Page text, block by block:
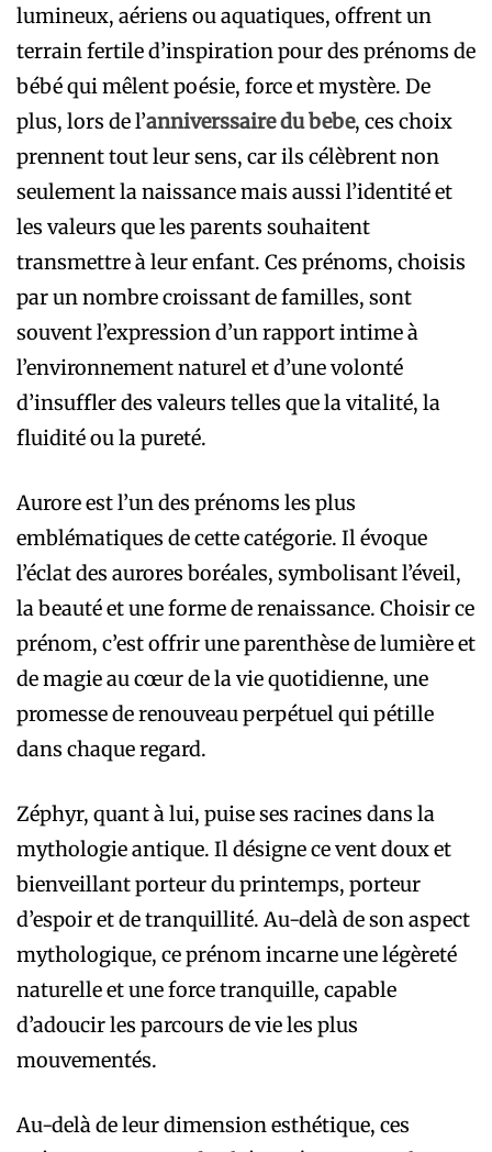
lumineux, aériens ou aquatiques, offrent un
terrain fertile d’inspiration pour des prénoms de
bébé qui mêlent poésie, force et mystère. De
plus, lors de l’anniverssaire du bebe, ces choix
prennent tout leur sens, car ils célèbrent non
seulement la naissance mais aussi l’identité et
les valeurs que les parents souhaitent
transmettre à leur enfant. Ces prénoms, choisis
par un nombre croissant de familles, sont
souvent l’expression d’un rapport intime à
l’environnement naturel et d’une volonté
d’insuffler des valeurs telles que la vitalité, la
fluidité ou la pureté.
Aurore est l’un des prénoms les plus
emblématiques de cette catégorie. Il évoque
l’éclat des aurores boréales, symbolisant l’éveil,
la beauté et une forme de renaissance. Choisir ce
prénom, c’est offrir une parenthèse de lumière et
de magie au cœur de la vie quotidienne, une
promesse de renouveau perpétuel qui pétille
dans chaque regard.
Zéphyr, quant à lui, puise ses racines dans la
mythologie antique. Il désigne ce vent doux et
bienveillant porteur du printemps, porteur
d’espoir et de tranquillité. Au-delà de son aspect
mythologique, ce prénom incarne une légèreté
naturelle et une force tranquille, capable
d’adoucir les parcours de vie les plus
mouvementés.
Au-delà de leur dimension esthétique, ces